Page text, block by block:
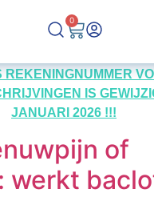
0
REKENINGNUMMER
IS
JANUARI 2026 !!!
of
werkt